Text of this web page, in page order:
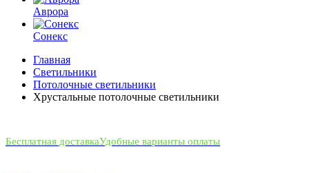
Аврора
Сонекс
Главная
Светильники
Потолочные светильники
Хрустальные потолочные светильники
Бесплатная доставкаУдобные варианты оплаты